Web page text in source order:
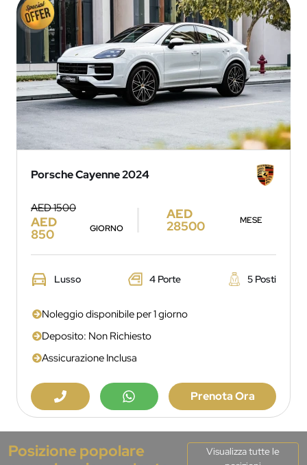
Porsche Cayenne 2024
AED 1500
AED
850 GIORNO
AED
28500 MESE
Lusso 4 Porte 5 Posti
Noleggio disponibile per 1 giorno
Deposito: Non Richiesto
Assicurazione Inclusa
Prenota Ora
Posizione popolare
Visualizza tutte le